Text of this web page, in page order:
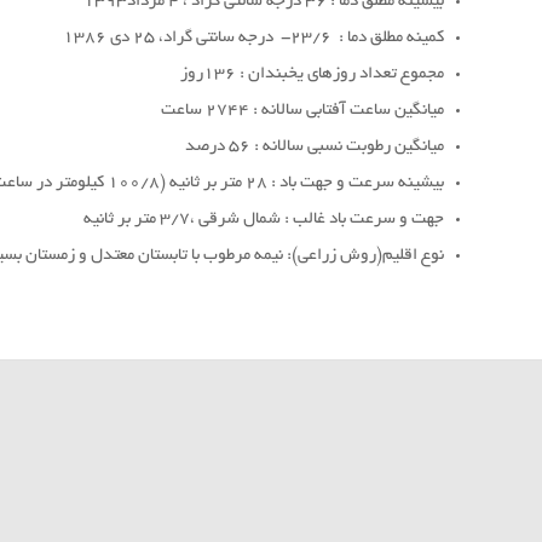
کمینه مطلق دما : 23/6- درجه سانتی گراد، 25 دی 1386
مجموع تعداد روزهای یخبندان : 136روز
میانگین ساعت آفتابی سالانه : 2744 ساعت
میانگین رطوبت نسبی سالانه : 56 درصد
بیشینه سرعت و جهت باد : 28 متر بر ثانیه (100/8 کیلومتر در ساعت)،جنوب غربی، 28 اسفند1388
جهت و سرعت باد غالب : شمال شرقی ،3/7 متر بر ثانیه
نوع اقلیم(روش زراعی): نیمه مرطوب با تابستان معتدل و زمستان